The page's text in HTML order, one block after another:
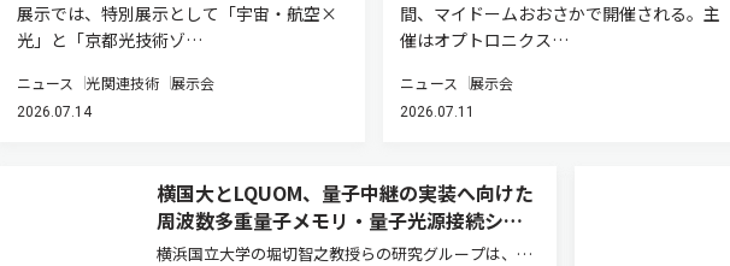
展示では、特別展示として「宇宙・航空×
光」と「京都光技術ゾ…
ニュース 光関連技術 展示会
2026.07.14
間、マイドームおおさかで開催される。主
催はオプトロニクス…
ニュース 展示会
2026.07.11
横国大とLQUOM、量子中継の実装へ向けた
周波数多重量子メモリ・量子光源接続シス
テムを開発
横浜国立大学の堀切智之教授らの研究グループは、